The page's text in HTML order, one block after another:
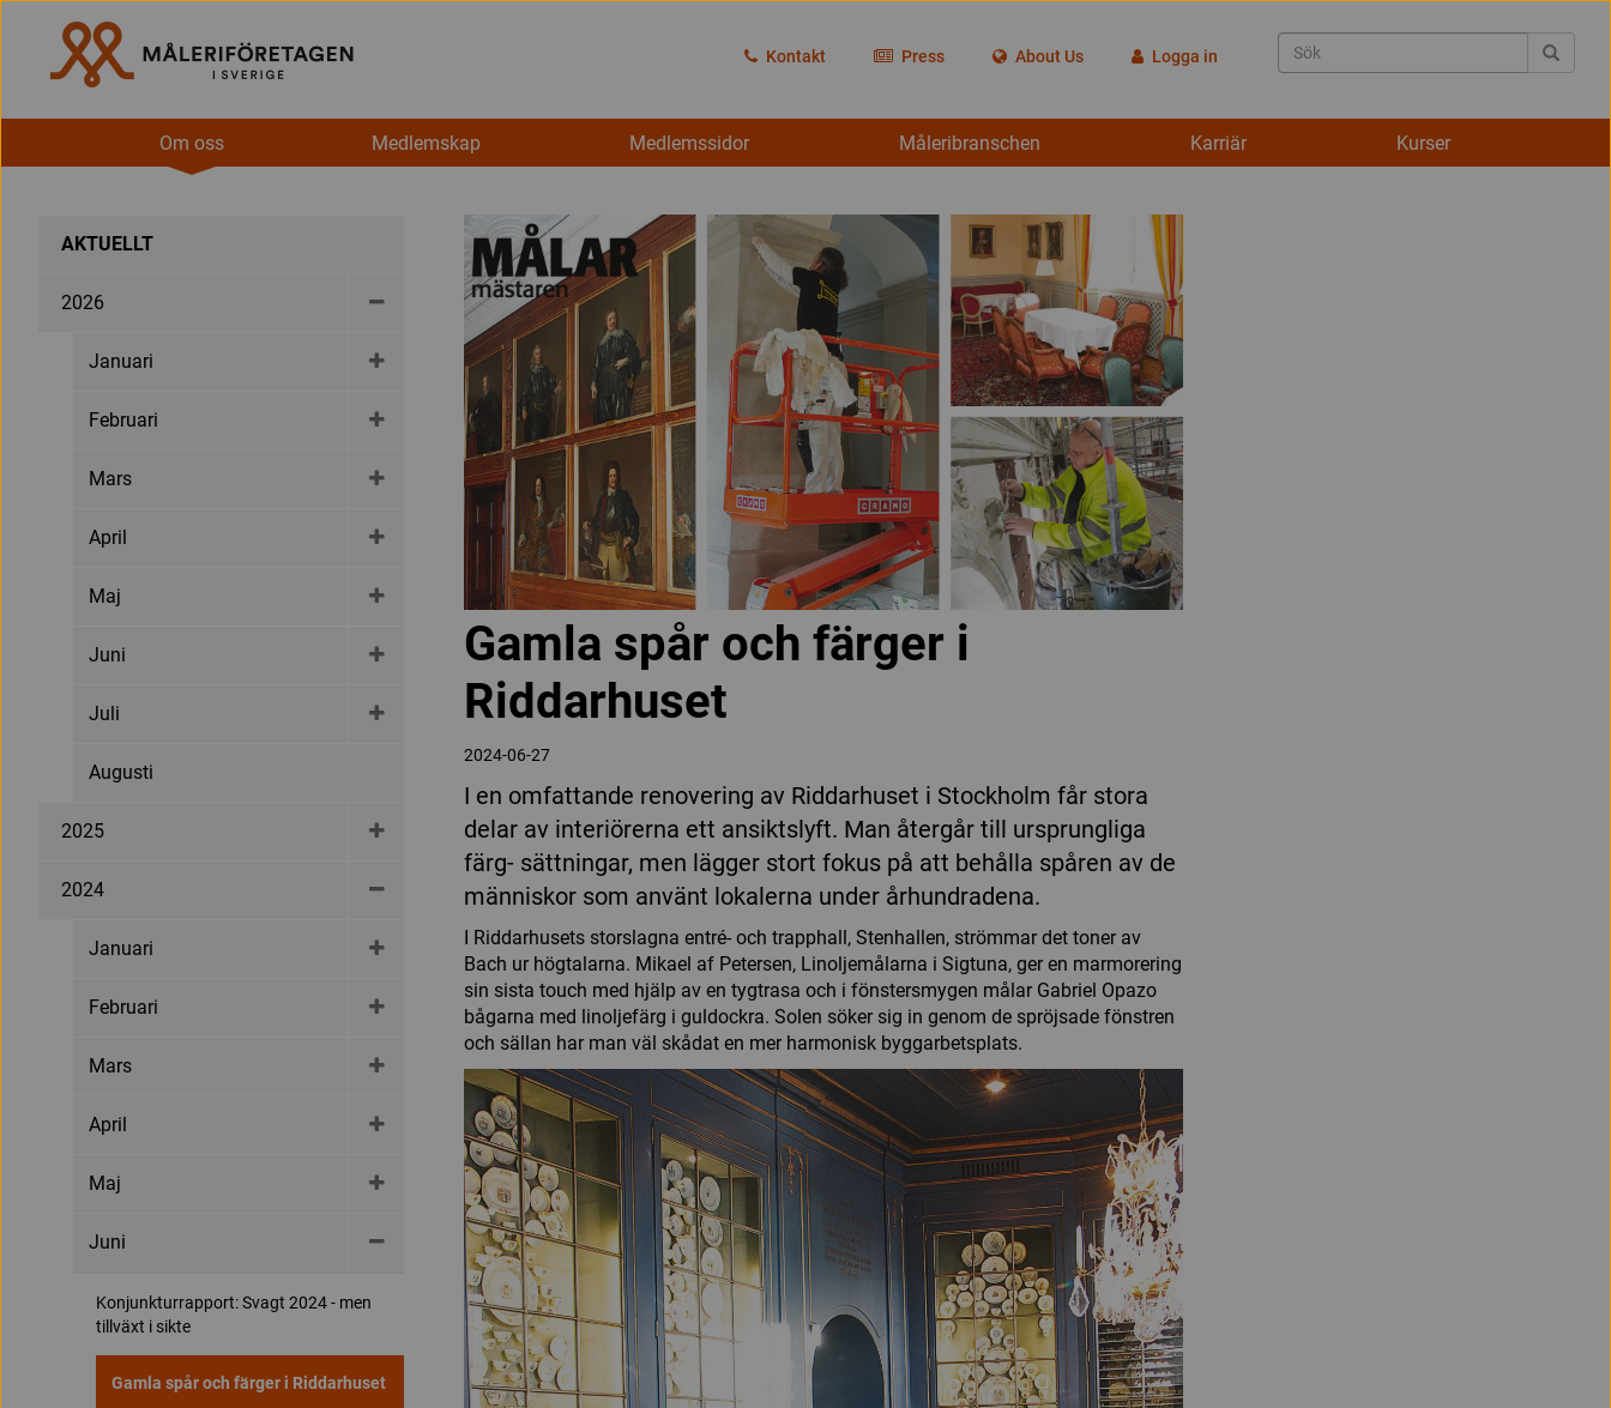
Kontakt Press About Us Logga in
Om oss Medlemskap Medlemssidor Måleribranschen Karriär Kurser
AKTUELLT
2026
Januari
Februari
Mars
April
Maj
Juni
Juli
Augusti
2025
2024
Januari
Februari
Mars
April
Maj
Juni
Konjunkturrapport: Svagt 2024 - men
tillväxt i sikte
Gamla spår och färger i Riddarhuset
Gamla spår och färger i
Riddarhuset
2024-06-27
I en omfattande renovering av Riddarhuset i Stockholm får stora
delar av interiörerna ett ansiktslyft. Man återgår till ursprungliga
färg- sättningar, men lägger stort fokus på att behålla spåren av de
människor som använt lokalerna under århundradena.
I Riddarhusets storslagna entré- och trapphall, Stenhallen, strömmar det toner av
Bach ur högtalarna. Mikael af Petersen, Linoljemålarna i Sigtuna, ger en marmorering
sin sista touch med hjälp av en tygtrasa och i fönstersmygen målar Gabriel Opazo
bågarna med linoljefärg i guldockra. Solen söker sig in genom de spröjsade fönstren
och sällan har man väl skådat en mer harmonisk byggarbetsplats.